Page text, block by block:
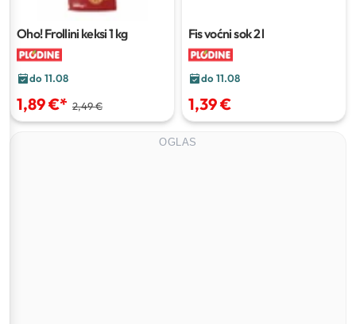
Oho! Frollini keksi1 kg
do 11.08
1,89 €* 2,49 €
Fis voćni sok2 l
do 11.08
1,39 €
OGLAS